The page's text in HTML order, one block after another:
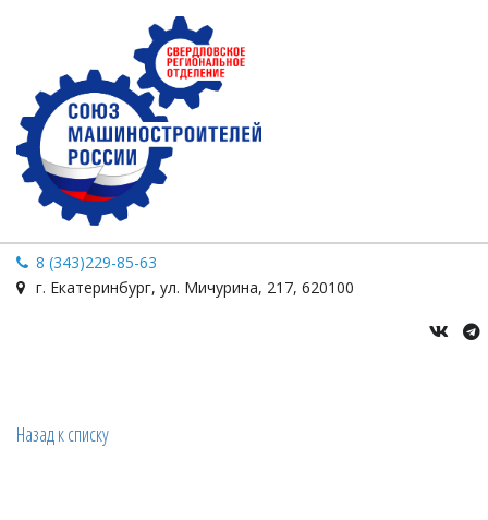
8 (343)229-85-63
г. Екатеринбург, ул. Мичурина, 217, 620100
Назад к списку